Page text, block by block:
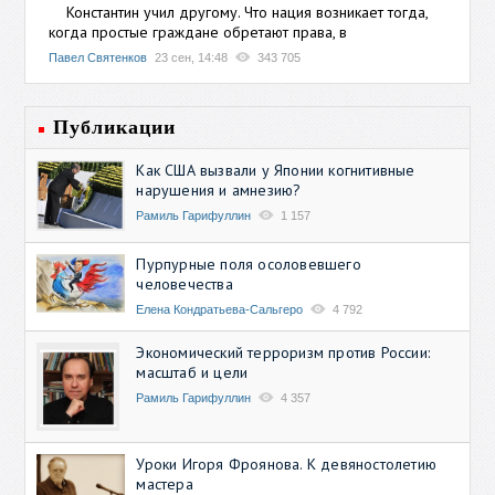
Константин учил другому. Что нация возникает тогда,
когда простые граждане обретают права, в
Павел Святенков 23 сен, 14:48 343 705
Публикации
Как США вызвали у Японии когнитивные
нарушения и амнезию?
Рамиль Гарифуллин 1 157
Пурпурные поля осоловевшего
человечества
Елена Кондратьева-Сальгеро 4 792
Экономический терроризм против России:
масштаб и цели
Рамиль Гарифуллин 4 357
Уроки Игоря Фроянова. К девяностолетию
мастера